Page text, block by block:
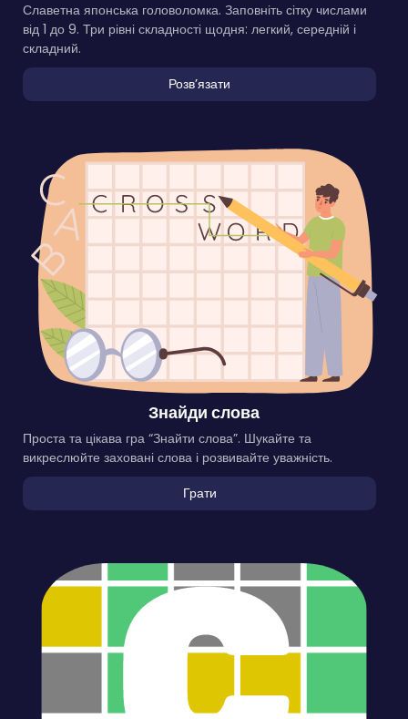
Славетна японська головоломка. Заповніть сітку числами
від 1 до 9. Три рівні складності щодня: легкий, середній і
складний.
Розвʼязати
Знайди слова
Проста та цікава гра “Знайти слова”. Шукайте та
викреслюйте заховані слова і розвивайте уважність.
Грати